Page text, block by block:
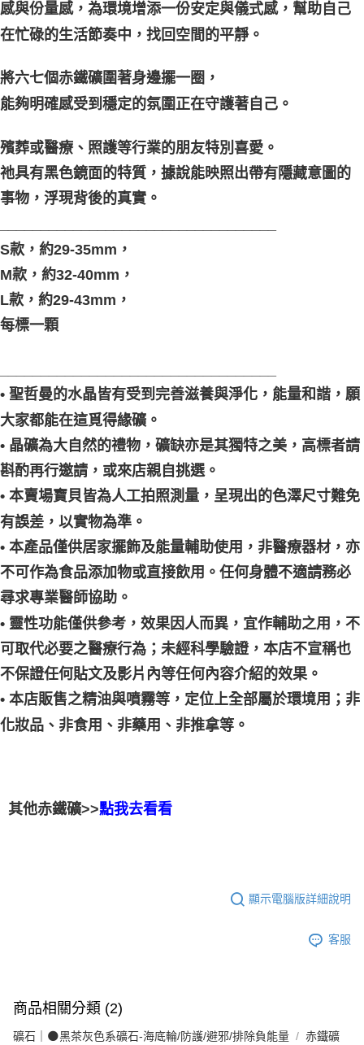
感與份量感，為環境增添一份安定與儀式感，幫助自己
在忙碌的生活節奏中，找回空間的平靜。
將六七個赤鐵礦圍著身邊擺一圈，
能夠明確感受到穩定的氛圍正在守護著自己。
殯葬或醫療、照護等行業的朋友特別喜愛。
祂具有黑色鏡面的特質，據說能映照出帶有隱藏意圖的
事物，浮現背後的真實。
S款，約29-35mm，
M款，約32-40mm，
L款，約29-43mm，
每標一顆
• 聖哲曼的水晶皆有受到完善滋養與淨化，能量和諧，願
大家都能在這覓得緣礦。
• 晶礦為大自然的禮物，礦缺亦是其獨特之美，高標者請
斟酌再行邀請，或來店親自挑選。
• 本賣場寶貝皆為人工拍照測量，呈現出的色澤尺寸難免
有誤差，以實物為準。
• 本產品僅供居家擺飾及能量輔助使用，非醫療器材，亦
不可作為食品添加物或直接飲用。任何身體不適請務必
尋求專業醫師協助。
• 靈性功能僅供參考，效果因人而異，宜作輔助之用，不
可取代必要之醫療行為；未經科學驗證，本店不宣稱也
不保證任何貼文及影片內等任何內容介紹的效果。
• 本店販售之精油與噴霧等，定位上全部屬於環境用；非
化妝品、非食用、非藥用、非推拿等。
其他赤鐵礦>>點我去看看
顯示電腦版詳細說明
客服
商品相關分類 (2)
礦石｜🌑黑茶灰色系礦石-海底輪/防護/避邪/排除負能量 赤鐵礦